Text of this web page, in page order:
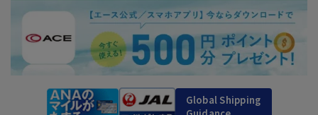
Global Shipping